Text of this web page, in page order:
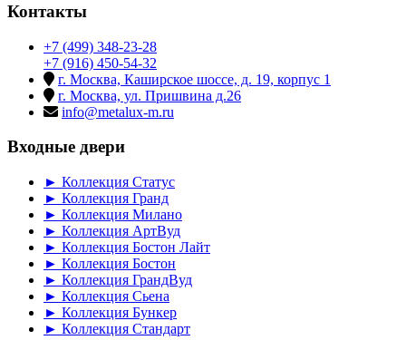
Контакты
+7 (499) 348-23-28
+7 (916) 450-54-32
г. Москва, Каширское шоссе, д. 19, корпус 1
г. Москва, ул. Пришвина д.26
info@metalux-m.ru
Входные двери
► Коллекция Статус
► Коллекция Гранд
► Коллекция Милано
► Коллекция АртВуд
► Коллекция Бостон Лайт
► Коллекция Бостон
► Коллекция ГрандВуд
► Коллекция Сьена
► Коллекция Бункер
► Коллекция Стандарт